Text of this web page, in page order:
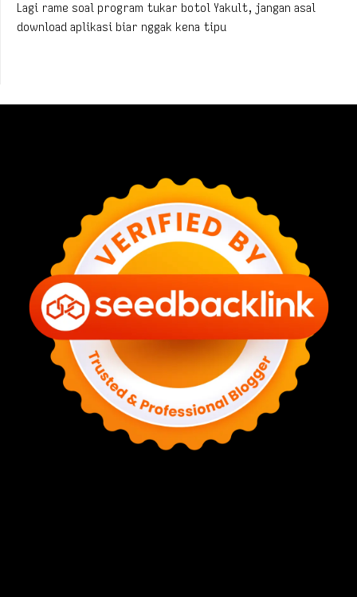
Lagi rame soal program tukar botol Yakult, jangan asal
download aplikasi biar nggak kena tipu